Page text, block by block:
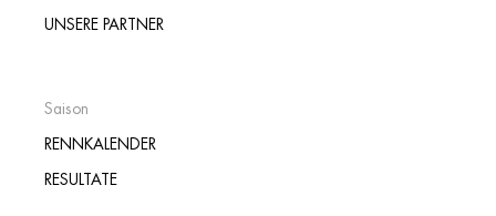
UNSERE PARTNER
Saison
RENNKALENDER
RESULTATE